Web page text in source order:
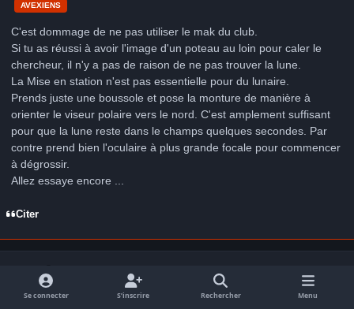
AVEXIENS
C'est dommage de ne pas utiliser le mak du club.
Si tu as réussi à avoir l'image d'un poteau au loin pour caler le
chercheur, il n'y a pas de raison de ne pas trouver la lune.
La Mise en station n'est pas essentielle pour du lunaire.
Prends juste une boussole et pose la monture de manière à
orienter le viseur polaire vers le nord. C'est amplement suffisant
pour que la lune reste dans le champs quelques secondes. Par
contre prend bien l'oculaire à plus grande focale pour commencer
à dégrossir.
Allez essaye encore ...
Citer
Perry Rhodan Anciens Avex
Posté(e) 1 avril 20206 a
Se connecter S’inscrire Rechercher Menu